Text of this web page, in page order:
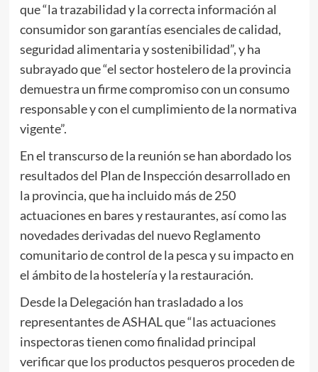
que “la trazabilidad y la correcta información al
consumidor son garantías esenciales de calidad,
seguridad alimentaria y sostenibilidad”, y ha
subrayado que “el sector hostelero de la provincia
demuestra un firme compromiso con un consumo
responsable y con el cumplimiento de la normativa
vigente”.
En el transcurso de la reunión se han abordado los
resultados del Plan de Inspección desarrollado en
la provincia, que ha incluido más de 250
actuaciones en bares y restaurantes, así como las
novedades derivadas del nuevo Reglamento
comunitario de control de la pesca y su impacto en
el ámbito de la hostelería y la restauración.
Desde la Delegación han trasladado a los
representantes de ASHAL que “las actuaciones
inspectoras tienen como finalidad principal
verificar que los productos pesqueros proceden de